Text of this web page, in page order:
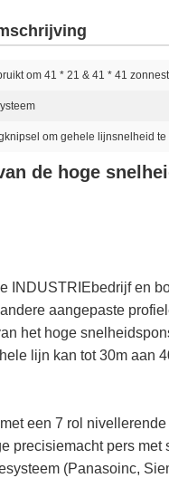
om 41 * 21 & 41 * 41
om gehele lijnsnelheid te
de hoge
INDUSTRIEbedrijf en
aangepaste
het hoge
lijn kan tot 30m aan
een 7 rol nivellerende
precisiemacht pers met
(Panasoinc,